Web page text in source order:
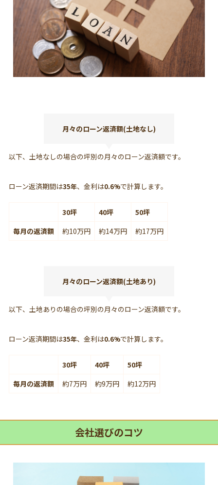
月々のローン返済額(土地なし)
以下、土地なしの場合の坪別の月々のローン返済額です。
ローン返済期間は35年、金利は0.6%で計算します。
30坪 40坪
50坪
毎月の返済額
約10万円 約14万円 約17万円
月々のローン返済額(土地あり)
以下、土地ありの場合の坪別の月々のローン返済額です。
ローン返済期間は35年、金利は0.6%で計算します。
30坪 40坪
50坪
毎月の返済額
約7万円 約9万円 約12万円
会社選びのコツ